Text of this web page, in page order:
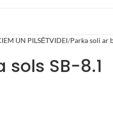
UN PILSĒTVIDEI Parka soli ar
sols SB-8.1